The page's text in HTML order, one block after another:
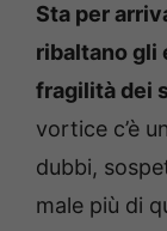
Sta per
ribaltano gli
fragilità dei
vortice c’è
dubbi,
male più di